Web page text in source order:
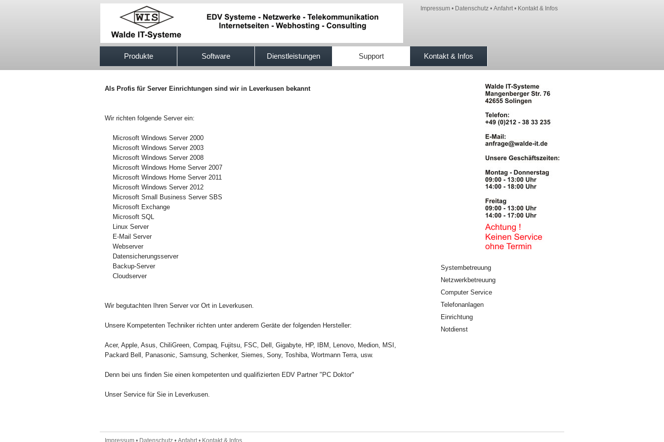
Impressum • Datenschutz • Anfahrt• Kontakt & Infos
Produkte Software Dienstleistungen Support Kontakt & Infos
Als Profis für Server Einrichtungen sind wir in Leverkusen bekannt
Wir richten folgende Server ein:
Microsoft Windows Server 2000
Microsoft Windows Server 2003
Microsoft Windows Server 2008
Microsoft Windows Home Server 2007
Microsoft Windows Home Server 2011
Microsoft Windows Server 2012
Microsoft Small Business Server SBS
Microsoft Exchange
Microsoft SQL
Linux Server
E-Mail Server
Webserver
Datensicherungsserver
Backup-Server
Cloudserver
Wir begutachten Ihren Server vor Ort in Leverkusen.
Unsere Kompetenten Techniker richten unter anderem Geräte der folgenden Hersteller:
Acer, Apple, Asus, ChiliGreen, Compaq, Fujitsu, FSC, Dell, Gigabyte, HP, IBM, Lenovo, Medion, MSI,
Packard Bell, Panasonic, Samsung, Schenker, Siemes, Sony, Toshiba, Wortmann Terra, usw.
Denn bei uns finden Sie einen kompetenten und qualifizierten EDV Partner "PC Doktor"
Unser Service für Sie in Leverkusen.
Systembetreuung
Netzwerkbetreuung
Computer Service
Telefonanlagen
Einrichtung
Notdienst
Impressum • Datenschutz • Anfahrt • Kontakt & Infos